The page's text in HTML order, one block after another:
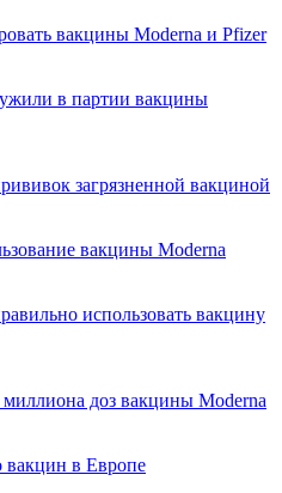
вакцины Moderna и Pfizer
в партии вакцины
загрязненной вакциной
вакцины Moderna
использовать вакцину
доз вакцины Moderna
вакцин в Европе